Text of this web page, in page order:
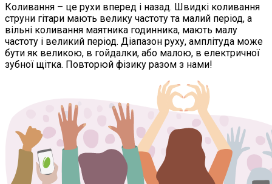
Коливання – це рухи вперед і назад. Швидкі коливання
струни гітари мають велику частоту та малий період, а
вільні коливання маятника годинника, мають малу
частоту і великий період. Діапазон руху, амплітуда може
бути як великою, в гойдалки, або малою, в електричної
зубної щітка. Повторюй фізику разом з нами!